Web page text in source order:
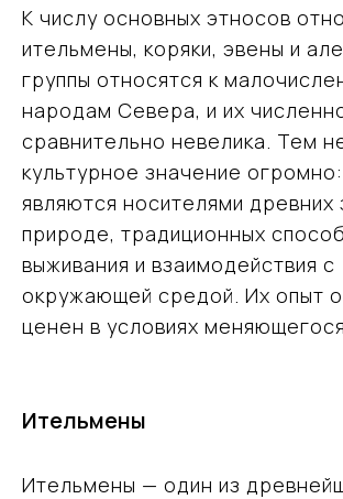
К числу основных этносов
ительмены, коряки, эвены и
группы относятся к
народам Севера, и их
сравнительно невелика. Тем
культурное значение
являются носителями древних
природе, традиционных
выживания и взаимодействия с
окружающей средой. Их опыт
ценен в условиях
Ительмены
Ительмены — один из